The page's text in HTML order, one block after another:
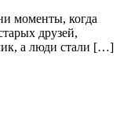
моменты, когда
друзей,
а люди стали […]